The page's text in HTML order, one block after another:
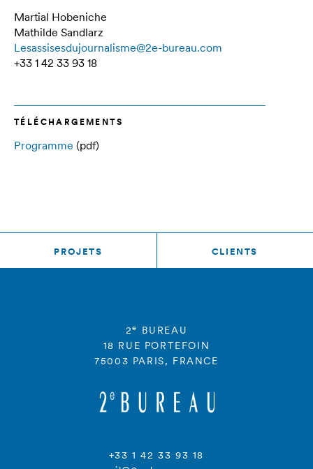
Martial Hobeniche
Mathilde Sandlarz
Lesassisesdujournalisme@2e-bureau.com
+33 1 42 33 93 18
TÉLÉCHARGEMENTS
Programme (pdf)
PROJETS CLIENTS
2e
BUREAU
18 RUE PORTEFOIN
75003 PARIS, FRANCE
+33 1 42 33 93 18